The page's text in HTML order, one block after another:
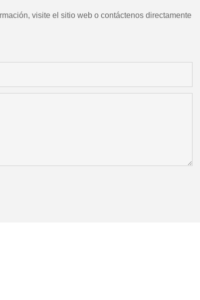
visite el sitio web o contáctenos directamente